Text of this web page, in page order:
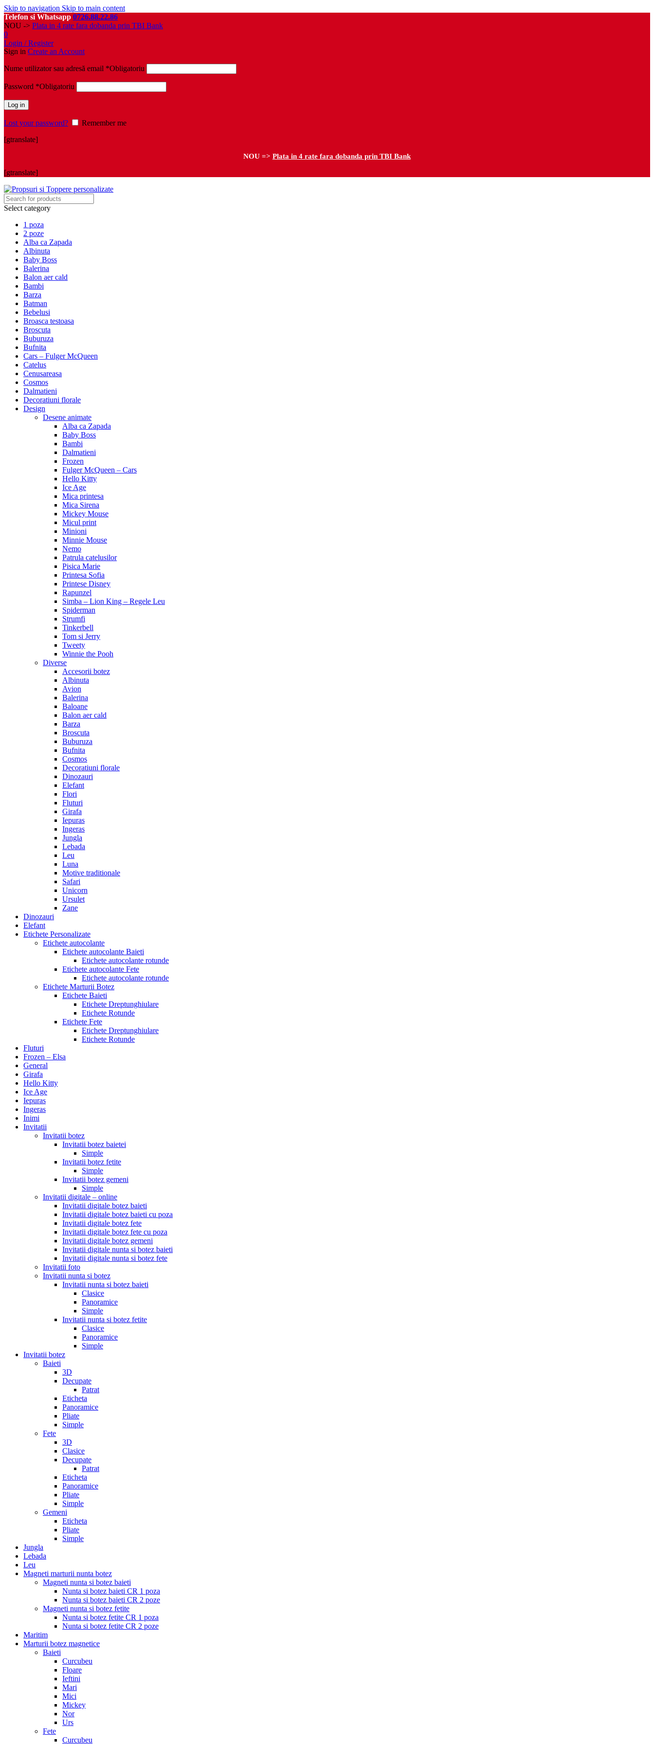
Skip to navigation Skip to main content
Telefon si Whatsapp 0726.88.22.86
NOU -> Plata in 4 rate fara dobanda prin TBI Bank
0
Login / Register
Sign in Create an Account
Nume utilizator sau adresă email *Obligatoriu
Password *Obligatoriu
Log in
Lost your password?
Remember me
[gtranslate]
NOU => Plata in 4 rate fara dobanda prin TBI Bank
[gtranslate]
Select category
1 poza
2 poze
Alba ca Zapada
Albinuta
Baby Boss
Balerina
Balon aer cald
Bambi
Barza
Batman
Bebelusi
Broasca testoasa
Broscuta
Buburuza
Bufnita
Cars – Fulger McQueen
Catelus
Cenusareasa
Cosmos
Dalmatieni
Decoratiuni florale
Design
Desene animate
Alba ca Zapada
Baby Boss
Bambi
Dalmatieni
Frozen
Fulger McQueen – Cars
Hello Kitty
Ice Age
Mica printesa
Mica Sirena
Mickey Mouse
Micul print
Minioni
Minnie Mouse
Nemo
Patrula catelusilor
Pisica Marie
Printesa Sofia
Printese Disney
Rapunzel
Simba – Lion King – Regele Leu
Spiderman
Strumfi
Tinkerbell
Tom si Jerry
Tweety
Winnie the Pooh
Diverse
Accesorii botez
Albinuta
Avion
Balerina
Baloane
Balon aer cald
Barza
Broscuta
Buburuza
Bufnita
Cosmos
Decoratiuni florale
Dinozauri
Elefant
Flori
Fluturi
Girafa
Iepuras
Ingeras
Jungla
Lebada
Leu
Luna
Motive traditionale
Safari
Unicorn
Ursulet
Zane
Dinozauri
Elefant
Etichete Personalizate
Etichete autocolante
Etichete autocolante Baieti
Etichete autocolante rotunde
Etichete autocolante Fete
Etichete autocolante rotunde
Etichete Marturii Botez
Etichete Baieti
Etichete Dreptunghiulare
Etichete Rotunde
Etichete Fete
Etichete Dreptunghiulare
Etichete Rotunde
Fluturi
Frozen – Elsa
General
Girafa
Hello Kitty
Ice Age
Iepuras
Ingeras
Inimi
Invitatii
Invitatii botez
Invitatii botez baietei
Simple
Invitatii botez fetite
Simple
Invitatii botez gemeni
Simple
Invitatii digitale – online
Invitatii digitale botez baieti
Invitatii digitale botez baieti cu poza
Invitatii digitale botez fete
Invitatii digitale botez fete cu poza
Invitatii digitale botez gemeni
Invitatii digitale nunta si botez baieti
Invitatii digitale nunta si botez fete
Invitatii foto
Invitatii nunta si botez
Invitatii nunta si botez baieti
Clasice
Panoramice
Simple
Invitatii nunta si botez fetite
Clasice
Panoramice
Simple
Invitatii botez
Baieti
3D
Decupate
Patrat
Eticheta
Panoramice
Pliate
Simple
Fete
3D
Clasice
Decupate
Patrat
Eticheta
Panoramice
Pliate
Simple
Gemeni
Eticheta
Pliate
Simple
Jungla
Lebada
Leu
Magneti marturii nunta botez
Magneti nunta si botez baieti
Nunta si botez baieti CR 1 poza
Nunta si botez baieti CR 2 poze
Magneti nunta si botez fetite
Nunta si botez fetite CR 1 poza
Nunta si botez fetite CR 2 poze
Maritim
Marturii botez magnetice
Baieti
Curcubeu
Floare
Ieftini
Mari
Mici
Mickey
Nor
Urs
Fete
Curcubeu